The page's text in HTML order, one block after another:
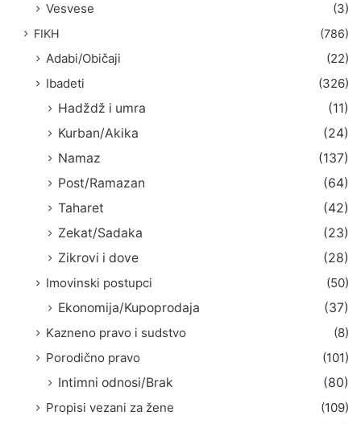
Vesvese
(3)
FIKH (786)
Adabi/Običaji
(22)
Ibadeti
(326)
Hadždž i umra
(11)
Kurban/Akika
(24)
Namaz
(137)
Post/Ramazan
(64)
Taharet
(42)
Zekat/Sadaka
(23)
Zikrovi i dove
(28)
Imovinski postupci
(50)
Ekonomija/Kupoprodaja
(37)
Kazneno pravo i sudstvo
(8)
Porodično pravo
(101)
Intimni odnosi/Brak
(80)
Propisi vezani za žene
(109)